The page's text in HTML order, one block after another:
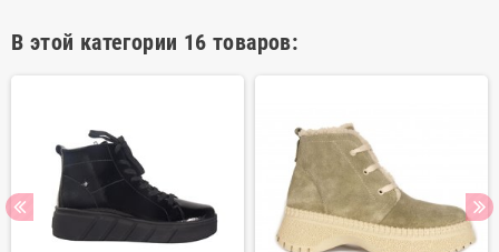
В этой категории 16 товаров: